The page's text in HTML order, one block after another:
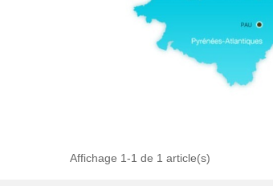
Affichage 1-1 de 1 article(s)